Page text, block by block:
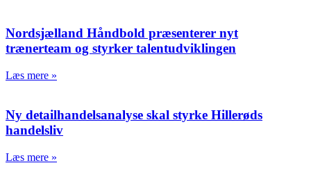
Nordsjælland Håndbold præsenterer nyt
trænerteam og styrker talentudviklingen
Læs mere »
Ny detailhandelsanalyse skal styrke Hillerøds
handelsliv
Læs mere »